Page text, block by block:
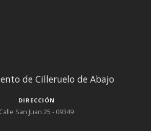
de Cilleruelo de Abajo
DIRECCIÓN
Calle San Juan 25 - 09349